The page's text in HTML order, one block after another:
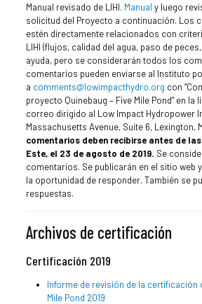
Manual revisado de LIHI. Manual y luego
solicitud del Proyecto a continuación. Los
estén directamente relacionados con
LIHI (flujos, calidad del agua, paso de
ayuda, pero se considerarán todos los
comentarios pueden enviarse al Instituto
a comments@lowimpacthydro.org con
proyecto Quinebaug – Five Mile Pond” en la
correo dirigido al Low Impact Hydropower
Massachusetts Avenue, Suite 6, Lexington,
comentarios deben recibirse antes de
Este, el 23 de agosto de 2019. Se
comentarios. Se publicarán en el sitio web
la oportunidad de responder. También se
respuestas.
Archivos de certificación
Certificación 2019
Informe de revisión de la certificación
Mile Pond 2019